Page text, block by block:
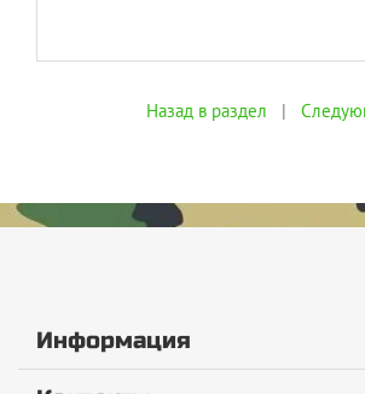
Назад в раздел |
Информация